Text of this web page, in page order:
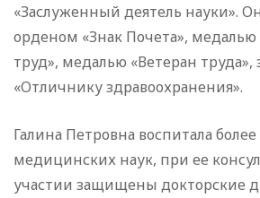
«Заслуженный деятель науки».
орденом «Знак Почета», медалью
труд», медалью «Ветеран труда»,
«Отличнику здравоохранения».
Галина Петровна воспитала
медицинских наук, при ее
участии защищены докторские